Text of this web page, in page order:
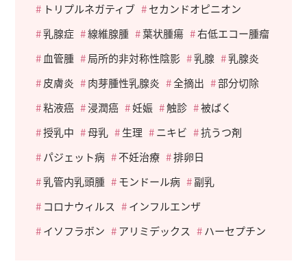
トリプルネガティブ
セカンドオピニオン
乳腺症
線維腺腫 葉状腫瘍
右低エコー腫瘤
血管腫
局所的非対称性陰影 乳腺
乳腺炎
皮膚炎
肉芽腫性乳腺炎 全摘出
部分切除
粘液癌
浸潤癌 妊娠 触診
被ばく
授乳中
母乳 生理 ニキビ
抗うつ剤
パジェット病
不妊治療
排卵日
乳管内乳頭腫
モンドール病
副乳
コロナウィルス
インフルエンザ
イソフラボン
アリミデックス ハーセプチン